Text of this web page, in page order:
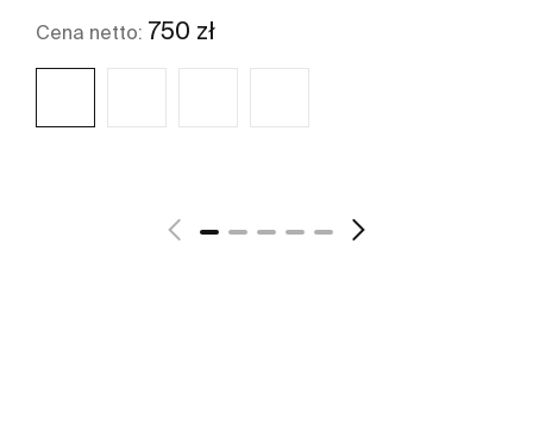
Cena netto: 750 zł